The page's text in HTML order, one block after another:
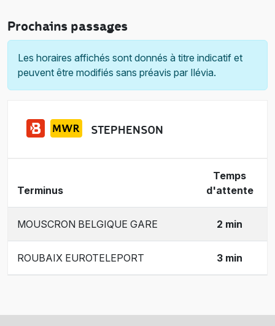
Prochains passages
Les horaires affichés sont donnés à titre indicatif et
peuvent être modifiés sans préavis par Ilévia.
STEPHENSON
Terminus
Temps
d'attente
MOUSCRON BELGIQUE GARE 2 min
ROUBAIX EUROTELEPORT 3 min